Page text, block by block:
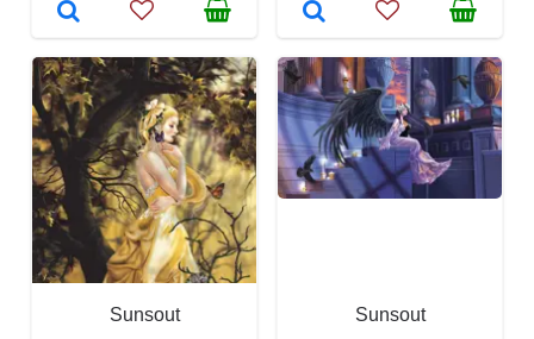
Sunsout
Sunsout